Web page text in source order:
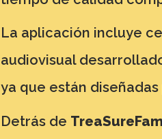
La aplicación incluye
audiovisual
ya que están
Detrás de